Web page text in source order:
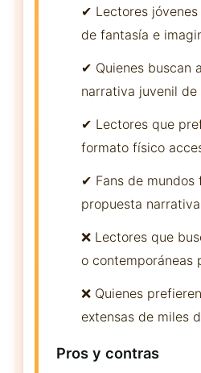
✔ Lectores
de fantasía e
✔ Quienes buscan
narrativa juvenil de
✔ Lectores que
formato físico
✔ Fans de mundos
propuesta
❌ Lectores que
o contemporáneas
❌ Quienes
extensas de miles
Pros y contras